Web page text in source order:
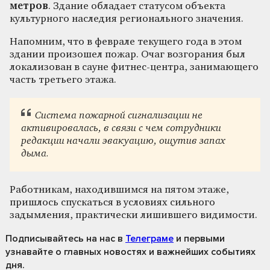
метров. Здание обладает статусом объекта
культурного наследия регионального значения.
Напомним, что в феврале текущего года в этом
здании произошел пожар. Очаг возгорания был
локализован в сауне фитнес-центра, занимающего
часть третьего этажа.
Система пожарной сигнализации не
активировалась, в связи с чем сотрудники
редакции начали эвакуацию, ощутив запах
дыма.
Работникам, находившимся на пятом этаже,
пришлось спускаться в условиях сильного
задымления, практически лишившего видимости.
Подписывайтесь на нас в Телеграме и первыми
узнавайте о главных новостях и важнейших событиях
дня.